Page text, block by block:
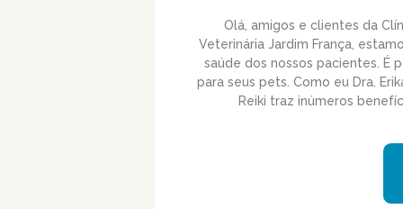
Olá, amigos e clientes da
Veterinária Jardim França,
saúde dos nossos pacientes. É
para seus pets. Como eu Dra.
Reiki traz inúmeros